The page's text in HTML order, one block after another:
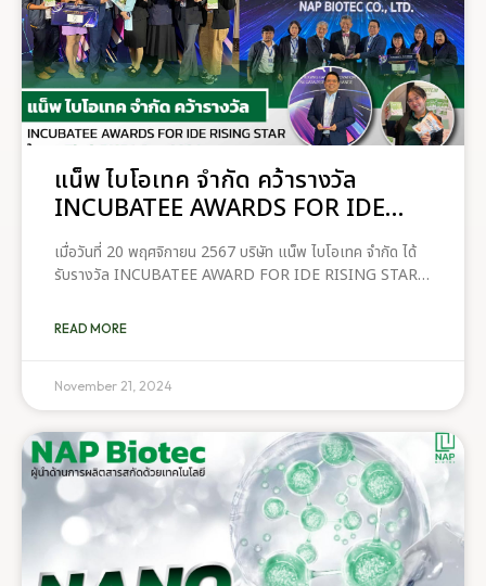
แน็พ ไบโอเทค จำกัด คว้ารางวัล
INCUBATEE AWARDS FOR IDE
RISING STAR ในงาน Thai-BISPA
Day 2024
เมื่อวันที่ 20 พฤศจิกายน 2567 บริษัท แน็พ ไบโอเทค จำกัด ได้
รับรางวัล INCUBATEE AWARD FOR IDE RISING STAR
Innovation Intermediaries as
READ MORE
November 21, 2024